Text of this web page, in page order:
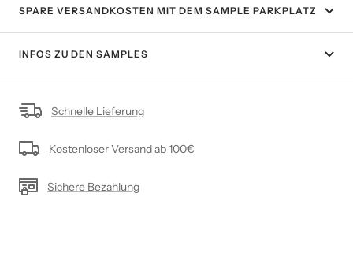
SPARE VERSANDKOSTEN MIT DEM SAMPLE PARKPLATZ
INFOS ZU DEN SAMPLES
Schnelle Lieferung
Kostenloser Versand ab 100€
Sichere Bezahlung